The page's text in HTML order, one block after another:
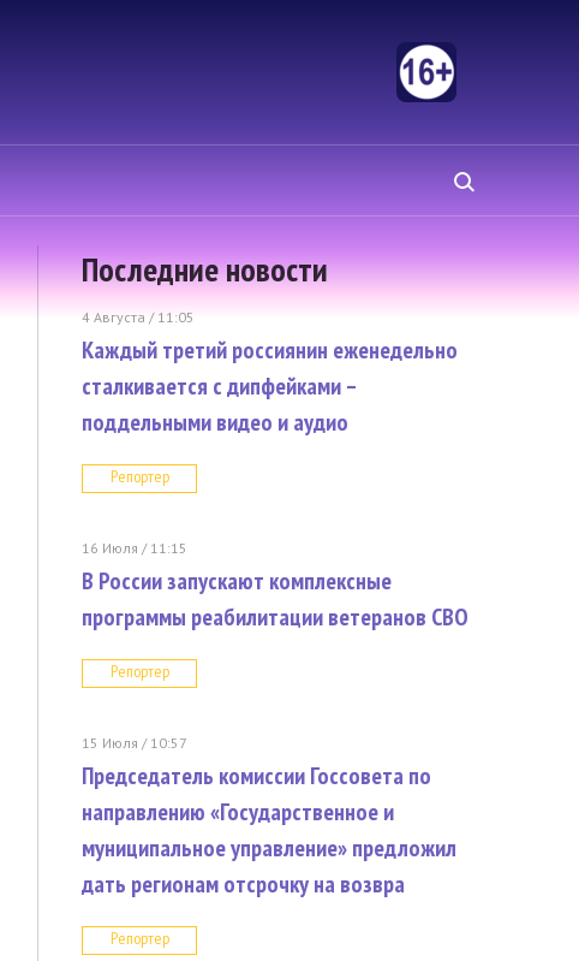
Последние новости
4 Августа / 11:05
Каждый третий россиянин еженедельно
сталкивается с дипфейками –
поддельными видео и аудио
Репортер
16 Июля / 11:15
В России запускают комплексные
программы реабилитации ветеранов СВО
Репортер
15 Июля / 10:57
Председатель комиссии Госсовета по
направлению «Государственное и
муниципальное управление» предложил
дать регионам отсрочку на возвра
Репортер